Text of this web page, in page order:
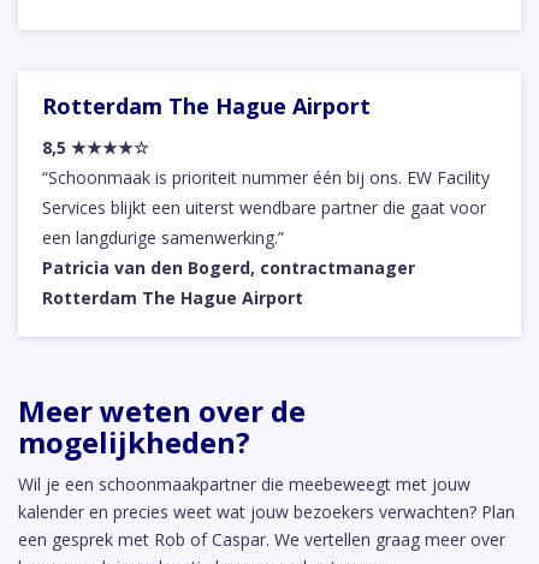
Rotterdam The Hague Airport
8,5 ★★★★☆
“Schoonmaak is prioriteit nummer één bij ons. EW Facility
Services blijkt een uiterst wendbare partner die gaat voor
een langdurige samenwerking.”
Patricia van den Bogerd, contractmanager
Rotterdam The Hague Airport
Meer weten over de
mogelijkheden?
Wil je een schoonmaakpartner die meebeweegt met jouw
kalender en precies weet wat jouw bezoekers verwachten? Plan
een gesprek met Rob of Caspar. We vertellen graag meer over